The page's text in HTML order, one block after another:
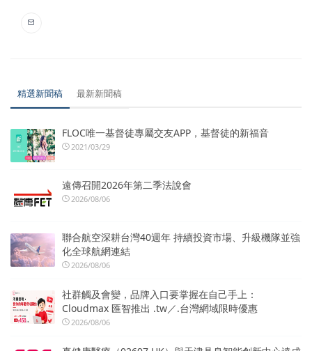
精選新聞稿 最新新聞稿
FLOC唯一基督徒專屬交友APP，基督徒的新福音
2021/03/29
遠傳召開2026年第二季法說會
2026/08/06
聯合航空深耕台灣40週年 持續投資市場、升級機隊並強
化全球航網連結
2026/08/06
社群觸及會變，品牌入口要掌握在自己手上：
Cloudmax 匯智推出 .tw／.台灣網域限時優惠
2026/08/06